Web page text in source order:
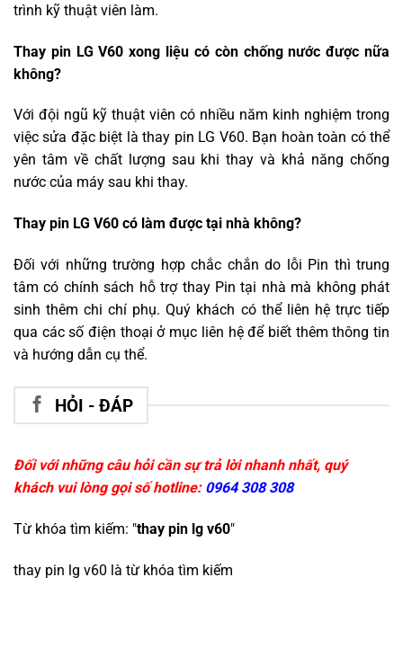
trình kỹ thuật viên làm.
Thay pin LG V60 xong liệu có còn chống nước được nữa
không?
Với đội ngũ kỹ thuật viên có nhiều năm kinh nghiệm trong
việc sửa đặc biệt là thay pin LG V60. Bạn hoàn toàn có thể
yên tâm về chất lượng sau khi thay và khả năng chống
nước của máy sau khi thay.
Thay pin LG V60 có làm được tại nhà không?
Đối với những trường hợp chắc chắn do lỗi Pin thì trung
tâm có chính sách hỗ trợ thay Pin tại nhà mà không phát
sinh thêm chi chí phụ. Quý khách có thể liên hệ trực tiếp
qua các số điện thoại ở mục liên hệ để biết thêm thông tin
và hướng dẫn cụ thể.
HỎI - ĐÁP
Đối với những câu hỏi cần sự trả lời nhanh nhất, quý
khách vui lòng gọi số hotline: 0964 308 308
Từ khóa tìm kiếm: "thay pin lg v60"
thay pin lg v60 là từ khóa tìm kiếm